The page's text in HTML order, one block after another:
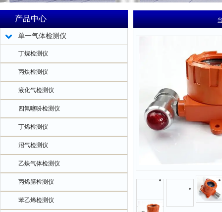
产品中心
单一气体检测仪
丁烷检测仪
丙炔检测仪
液化气检测仪
四氟噻吩检测仪
丁烯检测仪
沼气检测仪
乙炔气体检测仪
丙烯腈检测仪
苯乙烯检测仪